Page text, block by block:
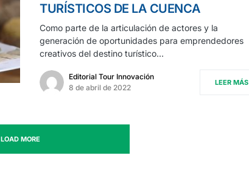
TURÍSTICOS DE LA CUENCA
Como parte de la articulación de actores y la
generación de oportunidades para emprendedores
creativos del destino turístico…
Editorial Tour Innovación
8 de abril de 2022
LEER MÁS
LOAD MORE